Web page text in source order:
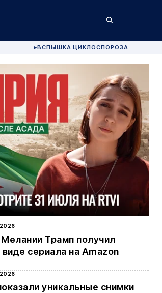
▶ВСПЫШКА ЦИКЛОСПОРОЗА
Трамп получил
виде сериала на Amazon
уникальные снимки